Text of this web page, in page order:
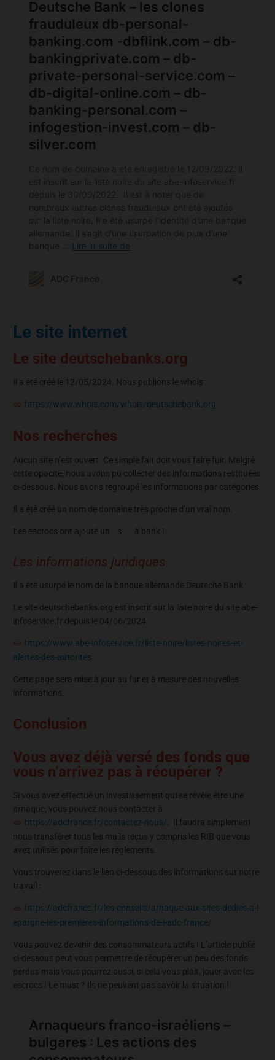
Le site internet
Le site deutschebanks.org
Il a été créé le 12/05/2024. Nous publions le whois :
https://www.whois.com/whois/deutschebank.org
Nos recherches
Aucun site n’est ouvert. Ce simple fait doit vous faire fuir. Malgré
cette opacité, nous avons pu collecter des informations restituées
ci-dessous. Nous avons regroupé les informations par catégories.
Il a été créé un nom de domaine très proche d’un vrai nom.
Les escrocs ont ajouté un s à bank !
Les informations juridiques
Il a été usurpé le nom de la banque allemande Deutsche Bank
Le site deutschebanks.org est inscrit sur la liste noire du site abe-
infoservice.fr depuis le 04/06/2024.
https://www.abe-infoservice.fr/liste-noire/listes-noires-et-
alertes-des-autorites
Cette page sera mise à jour au fur et à mesure des nouvelles
informations.
Conclusion
Vous avez déjà versé des fonds que
vous n’arrivez pas à récupérer ?
Si vous avez effectué un investissement qui se révèle être une
arnaque, vous pouvez nous contacter à
https://adcfrance.fr/contactez-nous/ . Il faudra simplement
nous transférer tous les mails reçus y compris les RIB que vous
avez utilisés pour faire les règlements.
Vous trouverez dans le lien ci-dessous des informations sur notre
travail :
https://adcfrance.fr/les-conseils/arnaque-aux-sites-dedies-a-l-
epargne-les-premieres-informations-de-l-adc-france/
Vous pouvez devenir des consommateurs actifs ! L’article publié
ci-dessous peut vous permettre de récupérer un peu des fonds
perdus mais vous pourrez aussi, si cela vous plait, jouer avec les
escrocs ! Le must ? Ils ne peuvent pas savoir la situation !